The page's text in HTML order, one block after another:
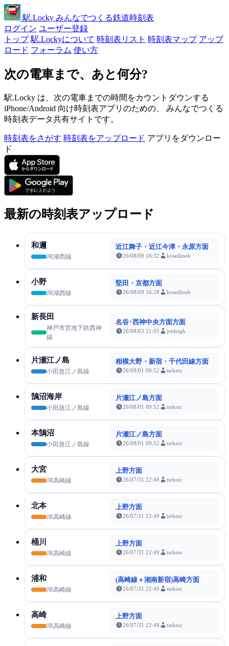
駅.Locky みんなでつくる鉄道時刻表
ログイン ユーザー登録
トップ 駅.Lockyについて 時刻表リスト 時刻表マップ アップ
ロード フォーラム 使い方
次の電車まで、あと何分?
駅.Locky は、次の電車までの時間をカウントダウンする
iPhone/Android 向け時刻表アプリのための、 みんなでつくる
時刻表データ共有サイトです。
時刻表をさがす 時刻表をアップロード アプリをダウンロー
ド
最新の時刻表アップロード
和邇
JR湖西線
近江舞子・近江今津・永原方面
26/08/09 16:32 koseilineb
小野
JR湖西線
堅田・京都方面
26/08/09 16:28 koseilineb
新長田
神戸市営地下鉄西神
線
名谷･西神中央方面方面
26/08/03 21:05 jettleigh
片瀬江ノ島
小田急江ノ島線
相模大野・新宿・千代田線方面
26/08/01 09:52 tsrknic
鵠沼海岸
小田急江ノ島線
片瀬江ノ島方面
26/08/01 09:52 tsrknic
本鵠沼
小田急江ノ島線
片瀬江ノ島方面
26/08/01 09:52 tsrknic
大宮
JR高崎線
上野方面
26/07/31 22:49 tsrknic
北本
JR高崎線
上野方面
26/07/31 22:49 tsrknic
桶川
JR高崎線
上野方面
26/07/31 22:49 tsrknic
浦和
JR高崎線
(高崎線＋湘南新宿)高崎方面
26/07/31 22:49 tsrknic
高崎
JR高崎線
上野方面
26/07/31 22:49 tsrknic